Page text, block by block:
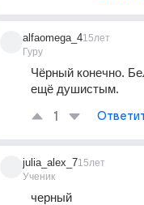
alfaomega_4
Гуру
15лет
Чёрный конечно.
ещё душистым.
1
julia_alex_7
Ученик
15лет
черный